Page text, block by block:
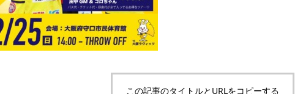
この記事のタイトルとURLをコピーする